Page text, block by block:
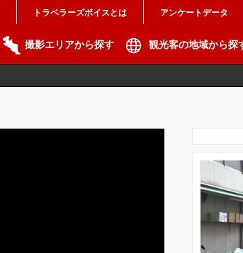
トラベラーズボイスとは アンケートデータ
撮影エリアから探す 観光客の地域から探